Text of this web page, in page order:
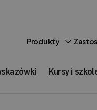
Produkty
Kursy i